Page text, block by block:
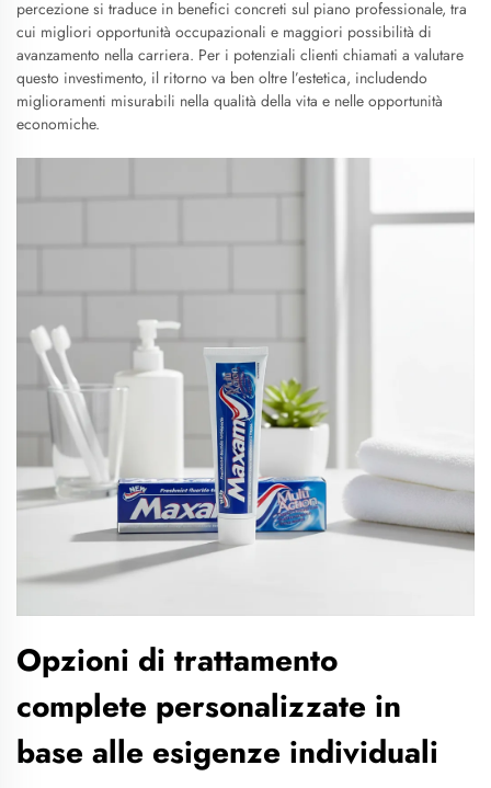
percezione si traduce in benefici concreti sul piano professionale, tra
cui migliori opportunità occupazionali e maggiori possibilità di
avanzamento nella carriera. Per i potenziali clienti chiamati a valutare
questo investimento, il ritorno va ben oltre l’estetica, includendo
miglioramenti misurabili nella qualità della vita e nelle opportunità
economiche.
Opzioni di trattamento
complete personalizzate in
base alle esigenze individuali